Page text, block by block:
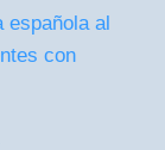
española al
con